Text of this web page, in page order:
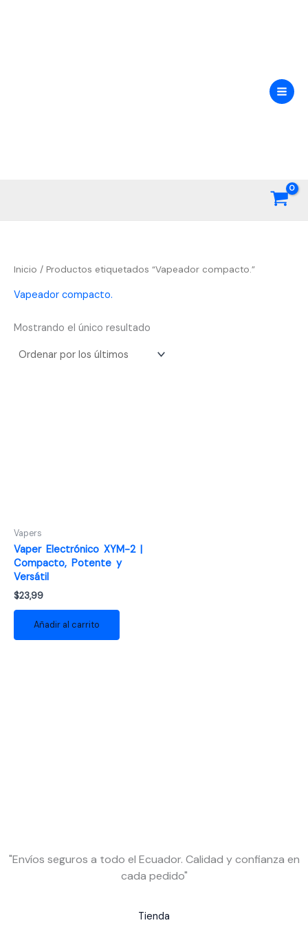
Inicio / Productos etiquetados “Vapeador compacto.”
Vapeador compacto.
Mostrando el único resultado
Vapers
Vaper Electrónico XYM-2 |
Compacto, Potente y
Versátil
$23,99
Añadir al carrito
"Envíos seguros a todo el Ecuador. Calidad y confianza en
cada pedido"
Tienda